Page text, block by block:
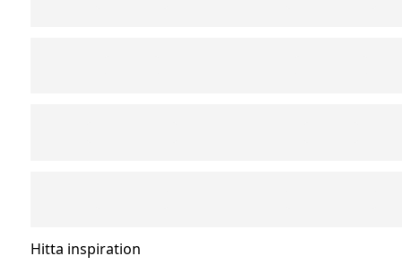
Hitta inspiration